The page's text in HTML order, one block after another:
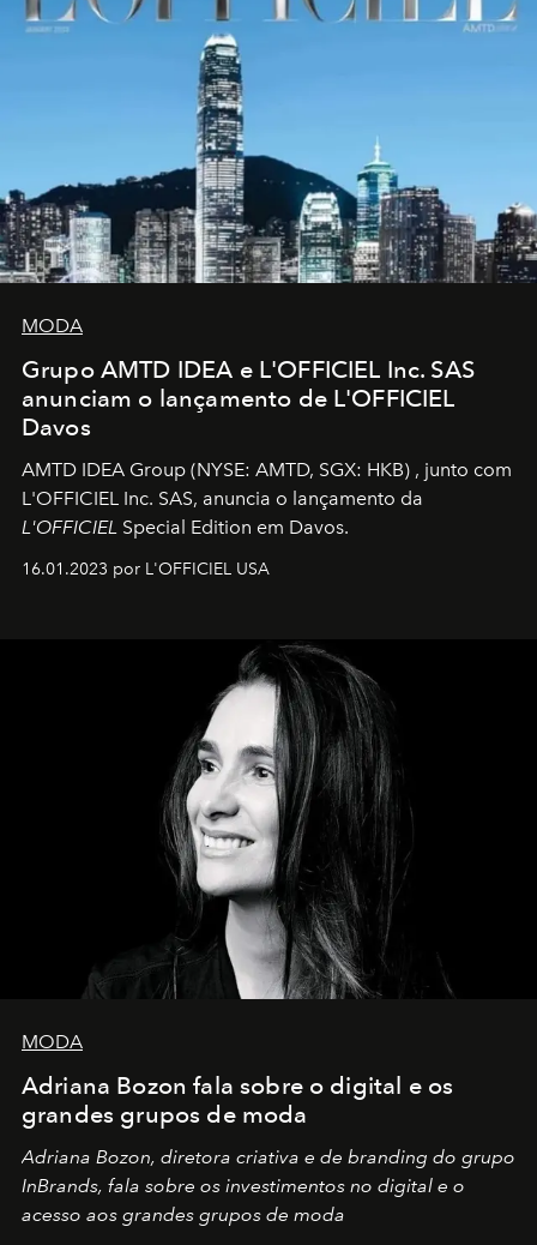
MODA
Grupo AMTD IDEA e L'OFFICIEL Inc. SAS
anunciam o lançamento de L'OFFICIEL
Davos
AMTD IDEA Group (NYSE: AMTD, SGX: HKB) , junto com
L'OFFICIEL Inc. SAS, anuncia o lançamento da
L'OFFICIEL Special Edition em Davos.
16.01.2023 por L'OFFICIEL USA
MODA
Adriana Bozon fala sobre o digital e os
grandes grupos de moda
Adriana Bozon, diretora criativa e de branding do grupo
InBrands, fala sobre os investimentos no digital e o
acesso aos grandes grupos de moda